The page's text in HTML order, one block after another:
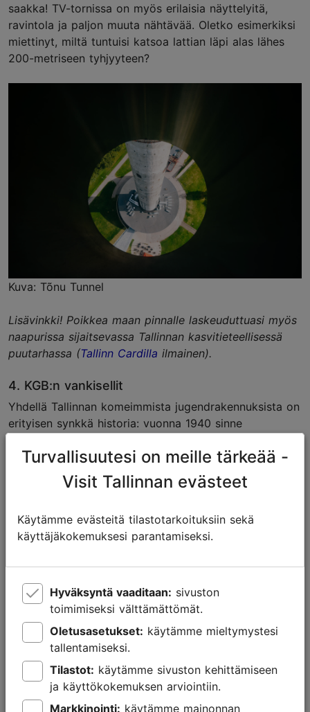
saakka! TV-tornissa on myös erilaisia ​​näyttelyitä,
ravintola ja paljon muuta nähtävää. Oletko esimerkiksi
miettinyt, miltä tuntuisi katsoa lattian läpi alas lähes
200-metriseen tyhjyyteen?
Kuva: Tõnu Tunnel
Lisävinkki! Poikkea maan pinnalle laskeuduttuasi myös
naapurissa sijaitsevassa Tallinnan kasvitieteellisessä
puutarhassa (Tallinn Cardilla ilmainen).
4. KGB:n vankisellit
Yhdellä Tallinnan komeimmista jugendrakennuksista on
erityisen synkkä historia: vuonna 1940 sinne
sisäasiain kansankomissariaatin (NKVD), myöhemmältä
nimeltään KGB:n päämaja. Rakennuksen kellarit
toimivat seudun pelätyimmän tutkintavankilan
käytössään asuinrakennuksena, mutta kellarikerroksen
museo kertoo tiloissaan tapahtuneista ihmisyyden
Turvallisuutesi on meille tärkeää -
Visit Tallinnan evästeet
Käytämme evästeitä tilastotarkoituksiin sekä
käyttäjäkokemuksesi parantamiseksi.
Hyväksyntä vaaditaan:
toimimiseksi välttämättömät.
Oletusasetukset:
tallentamiseksi.
Tilastot:
ja käyttökokemuksen arviointiin.
Markkinointi: